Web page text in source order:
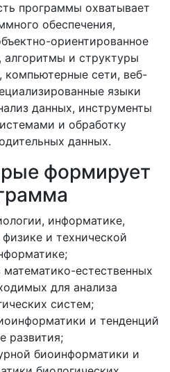
программы охватывает
обеспечения,
ориентированное
алгоритмы и структуры
компьютерные сети, веб-
языки
данных, инструменты
и обработку
данных.
формирует
информатике,
и технической
естественных
для анализа
систем;
и тенденций
развития;
биоинформатики и